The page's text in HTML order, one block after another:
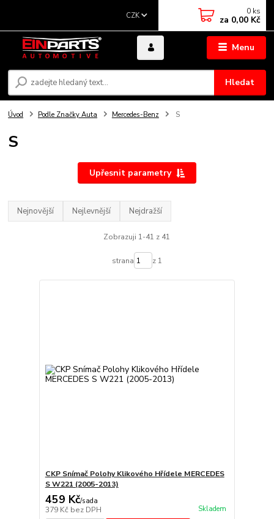
Menu
CZK
Hledat
0 ks
za 0,00 Kč
Úvod Podle Značky Auta Mercedes-Benz S
S
Upřesnit parametry
Nejnovější Nejlevnější Nejdražší
Zobrazuji 1-41 z 41
strana z 1
CKP Snímač Polohy Klikového Hřídele MERCEDES
S W221 (2005-2013)
459 Kč/sada
379 Kč bez DPH Skladem